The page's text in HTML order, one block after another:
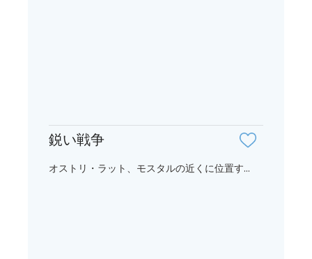
鋭い戦争
オストリ・ラット、モスタルの近くに位置す...